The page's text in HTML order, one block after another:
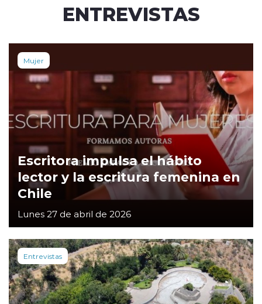
ENTREVISTAS
Mujer
Escritora impulsa el hábito
lector y la escritura femenina en
Chile
Lunes 27 de abril de 2026
Entrevistas